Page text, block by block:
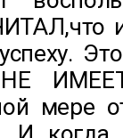
НЕ
мере